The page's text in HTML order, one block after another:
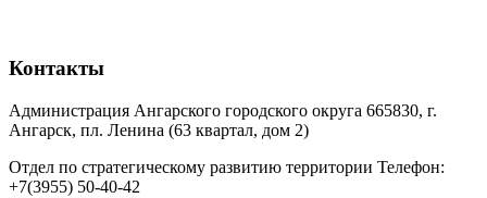
Контакты
Администрация Ангарского городского округа 665830, г.
Ангарск, пл. Ленина (63 квартал, дом 2)
Отдел по стратегическому развитию территории Телефон:
+7(3955) 50-40-42